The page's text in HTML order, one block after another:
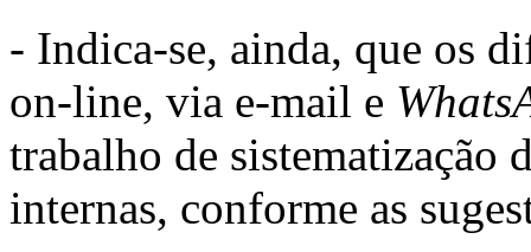
- Indica-se, ainda, que os
on-line, via e-mail e
trabalho de sistematização
internas, conforme as